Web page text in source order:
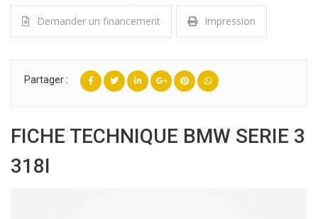
Demander un financement Impression
Partager :
FICHE TECHNIQUE BMW SERIE 3
318I